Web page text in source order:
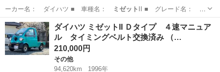
ーカー名： ダイハツ ■ 車種名： ミゼット
II ■ グレード名： カ
ーゴＤタイ…
群馬 高崎市 その他
ダイハツ ミゼットII Ｄタイプ ４速マニュア
ル タイミングベルト交換済み （…
210,000円
その他
94,620km
1996年